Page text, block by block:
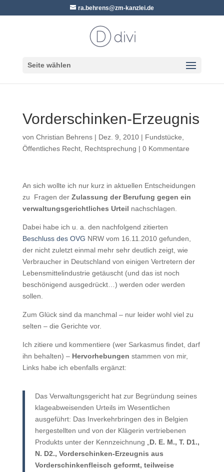
ra.behrens@zm-kanzlei.de
Seite wählen
Vorderschinken-Erzeugnis
von Christian Behrens| Dez. 9, 2010| Fundstücke
Öffentliches Recht, Rechtsprechung | 0 Kommentare
An sich wollte ich nur kurz in aktuellen Entscheidungen
zu Fragen der Zulassung der Berufung gegen ein
verwaltungsgerichtliches Urteil nachschlagen.
Dabei habe ich u. a. den nachfolgend zitierten
Beschluss des OVG NRW vom 16.11.2010 gefunden,
der nicht zuletzt einmal mehr sehr deutlich zeigt, wie
Verbraucher in Deutschland von einigen Vertretern der
Lebensmittelindustrie getäuscht (und das ist noch
beschönigend ausgedrückt…) werden oder werden
sollen.
Zum Glück sind da manchmal – nur leider wohl viel zu
selten – die Gerichte vor.
Ich zitiere und kommentiere (wer Sarkasmus findet, darf
ihn behalten) – Hervorhebungen stammen von mir,
Links habe ich ebenfalls ergänzt:
Das Verwaltungsgericht hat zur Begründung seines
klageabweisenden Urteils im Wesentlichen
ausgeführt: Das Inverkehrbringen des in Belgien
hergestellten und von der Klägerin vertriebenen
Produkts unter der Kennzeichnung „ D. E. M., T. D1.,
N. D2., Vorderschinken-Erzeugnis aus
Vorderschinkenfleisch geformt, teilweise